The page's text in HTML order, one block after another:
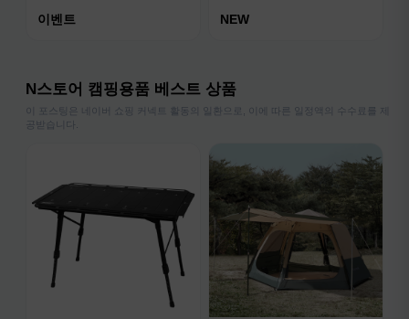
이벤트 NEW
N스토어 캠핑용품 베스트 상품
이 포스팅은 네이버 쇼핑 커넥트 활동의 일환으로, 이에 따른 일정액의 수수료를 제
공받습니다.